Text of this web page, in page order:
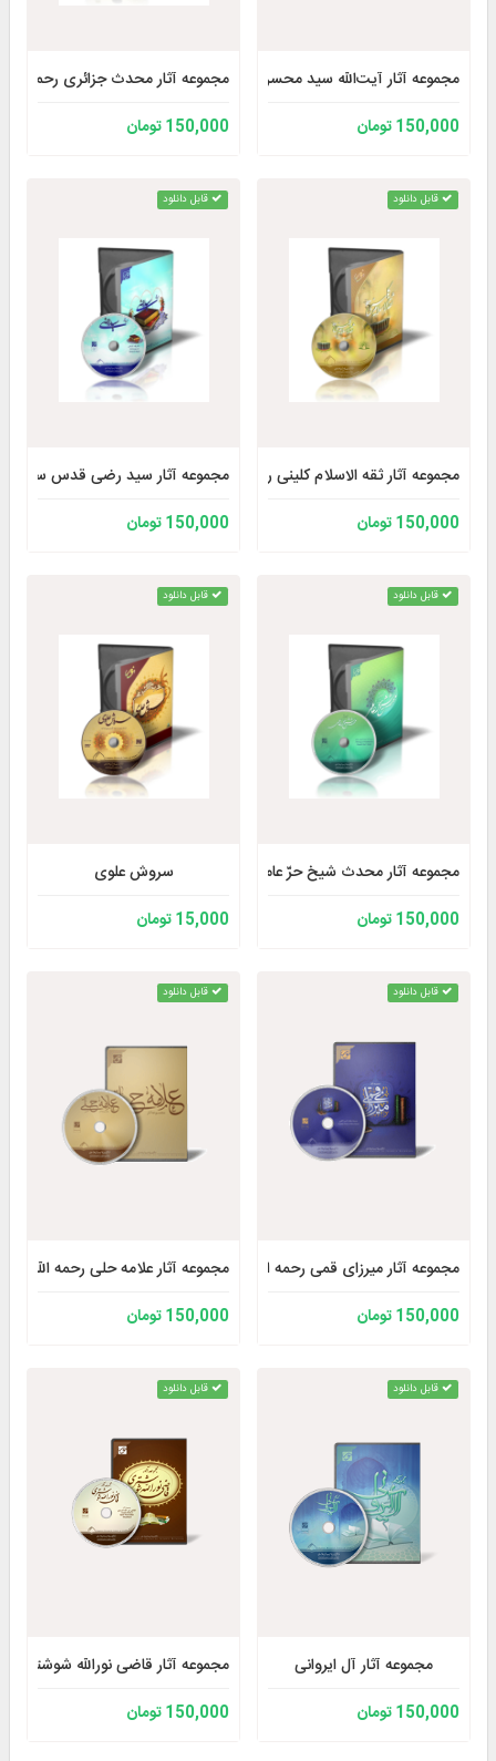
مجموعه آثار آیت‌الله سید محسن خرازی حفظه الله
150,000 تومان
مجموعه آثار محدث جزائری رحمه الله
150,000 تومان
قابل دانلود
مجموعه آثار ثقه الاسلام کلینی رحمه الله (سلسله بزرگداشت ها 3)
150,000 تومان
قابل دانلود
مجموعه آثار سید رضی قدس سره
150,000 تومان
قابل دانلود
مجموعه آثار محدث شیخ حرّ عاملی رحمه الله
150,000 تومان
قابل دانلود
سروش علوی
15,000 تومان
قابل دانلود
مجموعه آثار میرزای قمی رحمه الله
150,000 تومان
قابل دانلود
مجموعه آثار علامه حلی رحمه الله
150,000 تومان
قابل دانلود
مجموعه آثار آل ایروانی
150,000 تومان
قابل دانلود
مجموعه آثار قاضی نورالله شوشتری
150,000 تومان